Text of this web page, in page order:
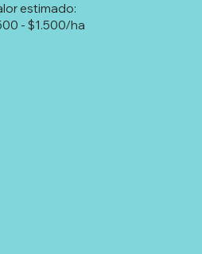
- $1.500/ha
estimado: